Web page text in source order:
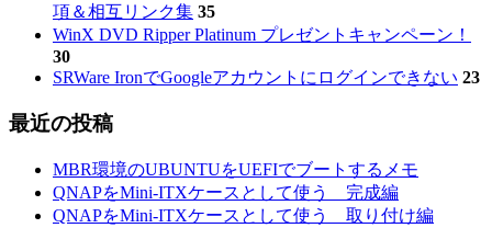
項＆相互リンク集 35
WinX DVD Ripper Platinum プレゼントキャンペーン！
30
SRWare IronでGoogleアカウントにログインできない 23
最近の投稿
MBR環境のUBUNTUをUEFIでブートするメモ
QNAPをMini-ITXケースとして使う 完成編
QNAPをMini-ITXケースとして使う 取り付け編